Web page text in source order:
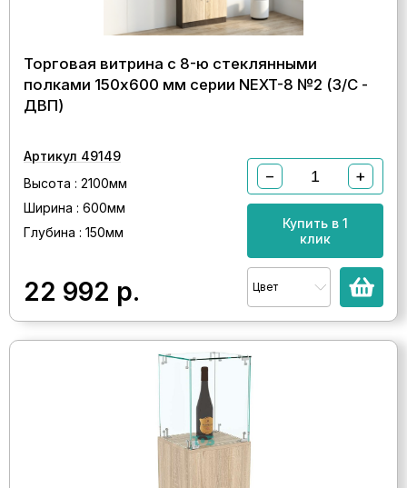
Торговая витрина с 8-ю стеклянными
полками 150x600 мм серии NEXT-8 №2 (З/C -
ДВП)
Артикул 49149
Высота : 2100мм
Ширина : 600мм
Глубина : 150мм
22 992 р.
− +
Купить в 1
клик
Цвет